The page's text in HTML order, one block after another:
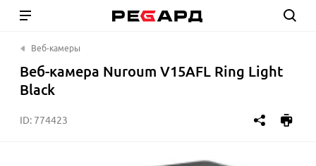
Веб-камеры
Веб-камера Nuroum V15AFL Ring Light
Black
ID: 774423